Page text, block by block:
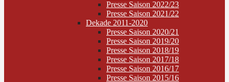
Presse Saison 2022/23
Presse Saison 2021/22
Dekade 2011-2020
Presse Saison 2020/21
Presse Saison 2019/20
Presse Saison 2018/19
Presse Saison 2017/18
Presse Saison 2016/17
Presse Saison 2015/16